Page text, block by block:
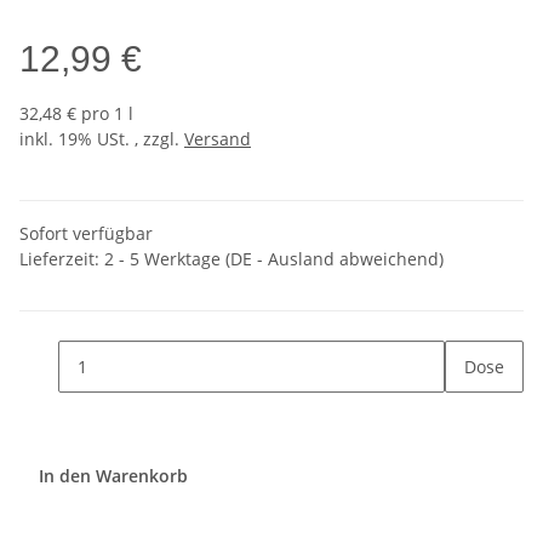
12,99 €
32,48 € pro 1 l
inkl. 19% USt. , zzgl. Versand
Sofort verfügbar
Lieferzeit: 2 - 5 Werktage (DE - Ausland abweichend)
Dose
In den Warenkorb